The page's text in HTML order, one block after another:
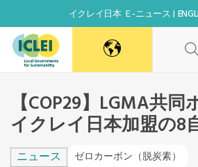
イクレイ日本 Ｅ-ニュース
World Secretariat
Africa Secretariat
【COP29】LGMA共
イクレイ日本加盟の8
ニュース ゼロカーボン（脱炭素）